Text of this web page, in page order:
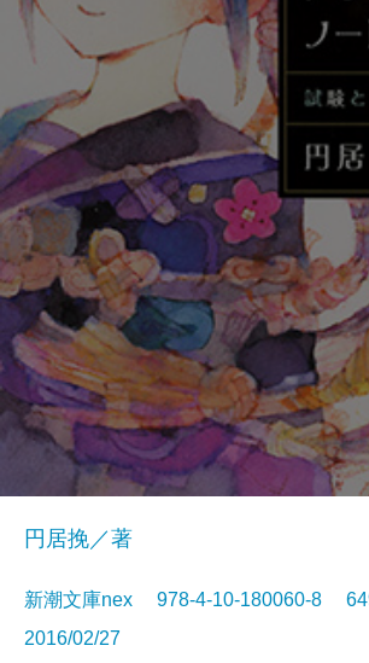
円居挽／著
新潮文庫nex 978-4-10-180060-8
2016/02/27